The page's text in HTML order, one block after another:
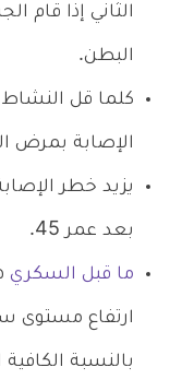
الثاني إذا قام
البطن.
كلما قل النشاط
الإصابة بمرض
يزيد خطر
بعد عمر 45.
ما قبل السكري
ارتفاع مستوى
بالنسبة